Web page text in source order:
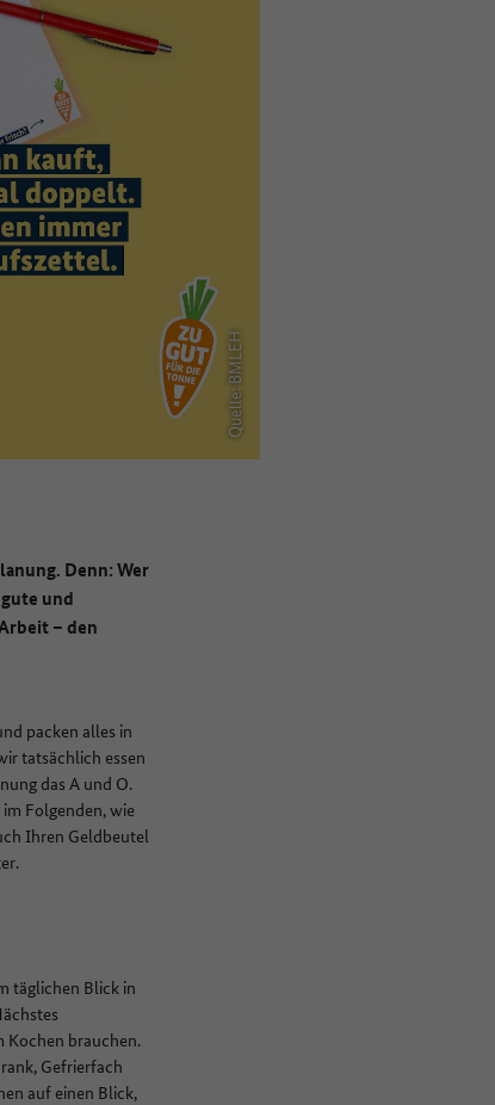
Quelle: BMLEH
Denn: Wer
und
– den
packen alles in
tatsächlich essen
das A und O.
Folgenden, wie
Ihren Geldbeutel
täglichen Blick in
Kochen brauchen.
Gefrierfach
auf einen Blick,